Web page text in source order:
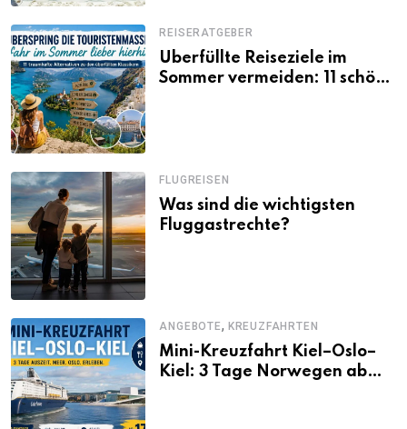
REISERATGEBER
Überfüllte Reiseziele im
Sommer vermeiden: 11 schöne
FLUGREISEN
Was sind die wichtigsten
Fluggastrechte?
ANGEBOTE, KREUZFAHRTEN
Mini-Kreuzfahrt Kiel–Oslo–
Kiel: 3 Tage Norwegen ab